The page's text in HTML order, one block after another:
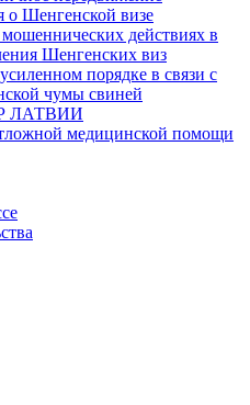
Шенгенской визе
действиях в
Шенгенских виз
порядке в связи с
чумы свиней
ЛАТВИИ
медицинской помощи